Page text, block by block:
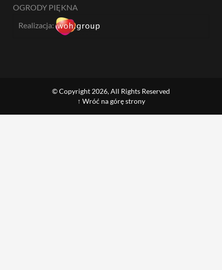
OGRODY PIĘKNA
Realizacja:
© Copyright 2026, All Rights Reserved
↑ Wróć na górę strony